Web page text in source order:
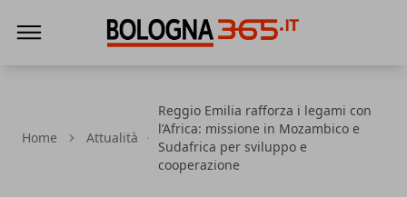
Home Attualità
Reggio Emilia rafforza i legami con
l’Africa: missione in Mozambico e
Sudafrica per sviluppo e
cooperazione